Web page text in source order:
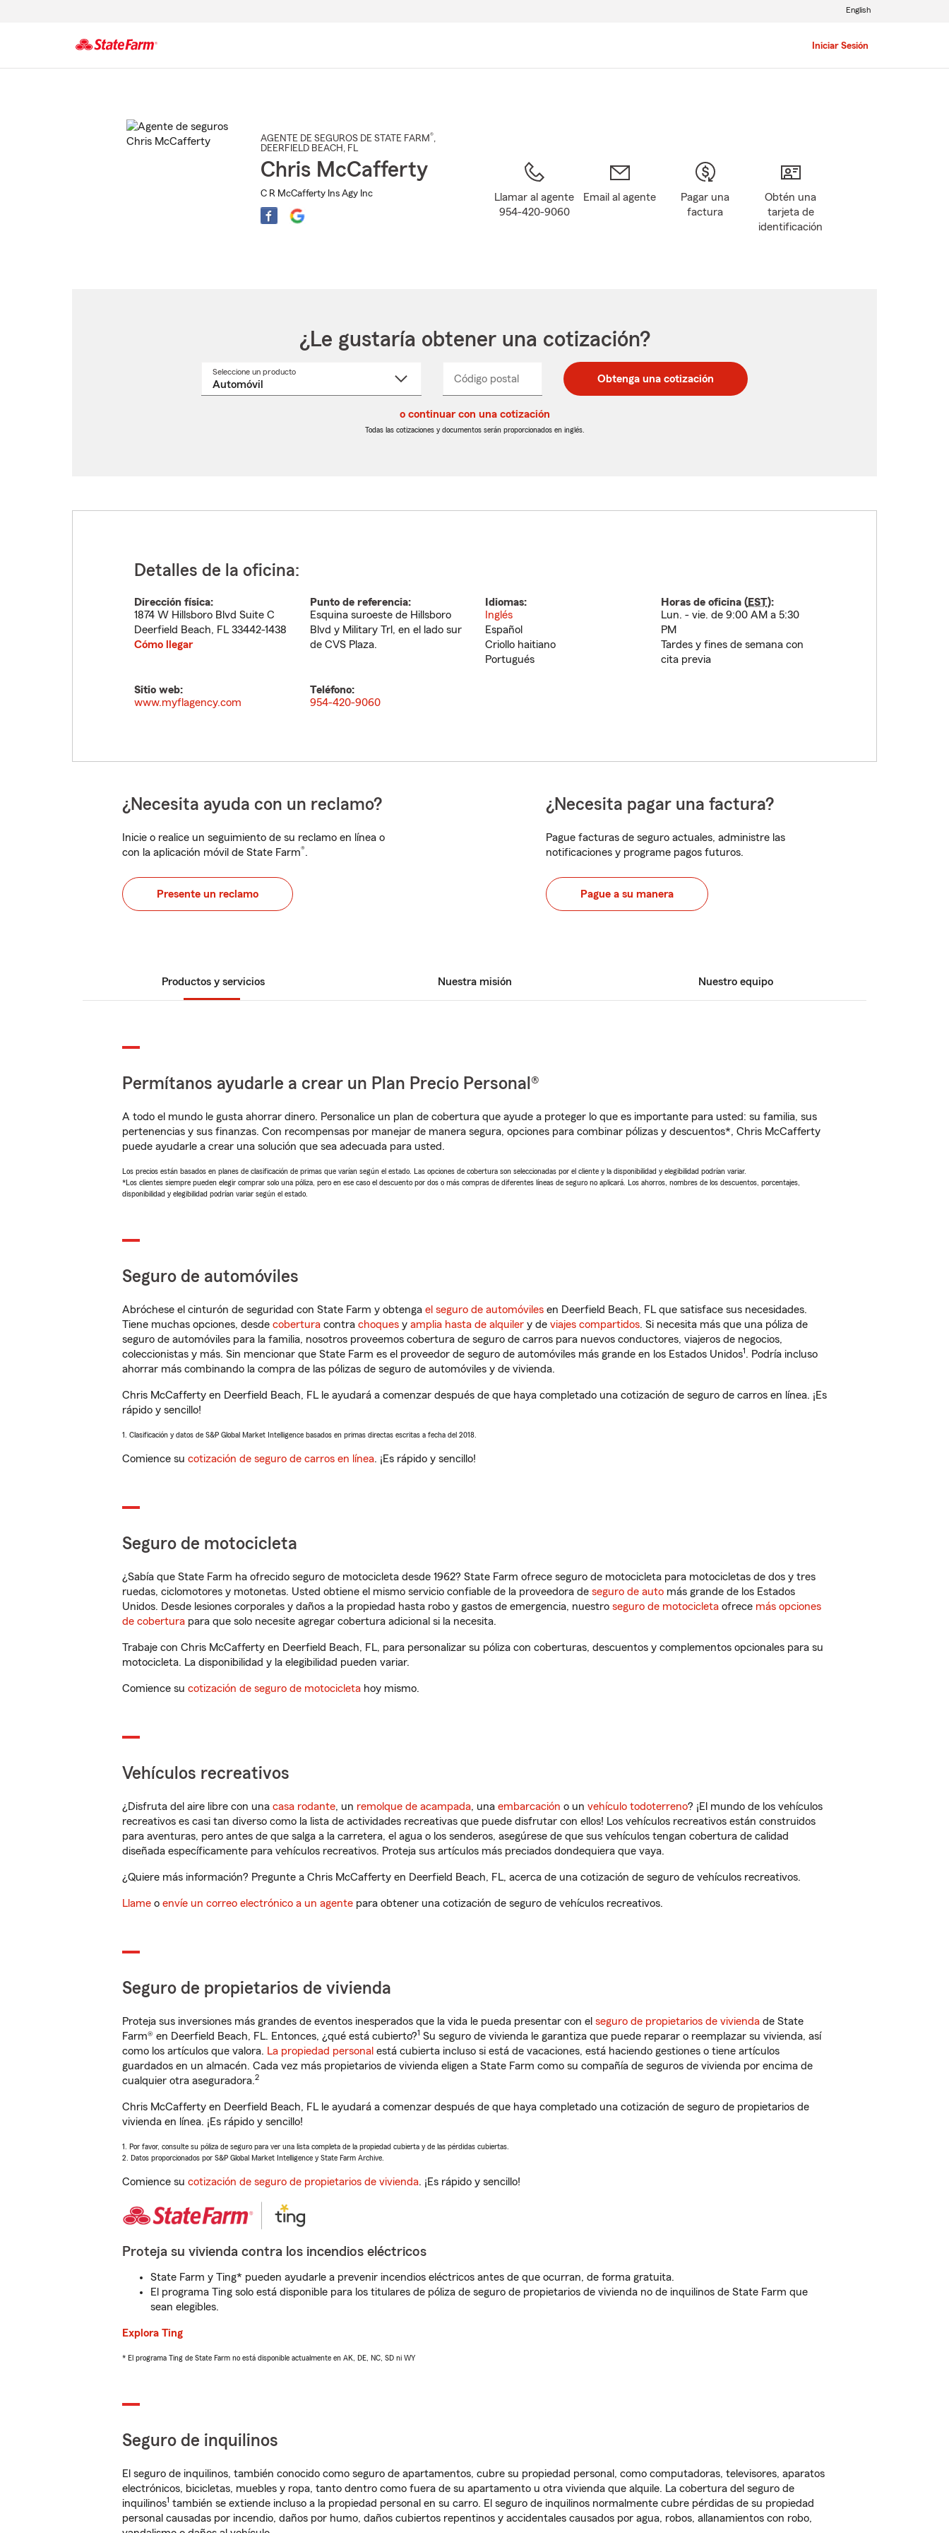
Iniciar Sesión
English
AGENTE DE SEGUROS DE STATE FARM®,
DEERFIELD BEACH , FL
Chris McCafferty
C R McCafferty Ins Agy Inc
Llamar al agente
954-420-9060
Email al agente
Pagar una
factura
Obtén una
tarjeta de
identificación
¿Le gustaría obtener una cotización?
Seleccione un productoSeleccione
Código postal
postal
de
postal
de
_____ Obtenga una cotización
o continuar con una cotización
Todas las cotizaciones y documentos serán proporcionados en inglés.
Detalles de la oficina:
Dirección física:
1874 W Hillsboro Blvd Suite C
Deerfield Beach, FL 33442-1438
Cómo llegar
Punto de referencia:
Esquina suroeste de Hillsboro
Blvd y Military Trl, en el lado sur
de CVS Plaza.
Idiomas:
Inglés
Español
Criollo haitiano
Portugués
Horas de oficina (EST):
Lun. - vie. de 9:00 AM a 5:30
PM
Tardes y fines de semana con
cita previa
Sitio web:
www.myflagency.com
Teléfono:
954-420-9060
¿Necesita ayuda con un reclamo?
Inicie o realice un seguimiento de su reclamo en línea o
con la aplicación móvil de State Farm®.
Presente un reclamo
¿Necesita pagar una factura?
Pague facturas de seguro actuales, administre las
notificaciones y programe pagos futuros.
Pague a su manera
Productos y servicios Nuestra misión Nuestro equipo
Permítanos ayudarle a crear un Plan Precio Personal®
A todo el mundo le gusta ahorrar dinero. Personalice un plan de cobertura que ayude a proteger lo que es importante para usted: su familia, sus
pertenencias y sus finanzas. Con recompensas por manejar de manera segura, opciones para combinar pólizas y descuentos*, Chris McCafferty
puede ayudarle a crear una solución que sea adecuada para usted.
Los precios están basados en planes de clasificación de primas que varían según el estado. Las opciones de cobertura son seleccionadas por el cliente y la disponibilidad y elegibilidad podrían variar.
*Los clientes siempre pueden elegir comprar solo una póliza, pero en ese caso el descuento por dos o más compras de diferentes líneas de seguro no aplicará. Los ahorros, nombres de los descuentos, porcentajes,
disponibilidad y elegibilidad podrían variar según el estado.
Seguro de automóviles
Abróchese el cinturón de seguridad con State Farm y obtenga el seguro de automóviles en Deerfield Beach, FL que satisface sus necesidades.
Tiene muchas opciones, desde cobertura contra choques y amplia hasta de alquiler y de viajes compartidos. Si necesita más que una póliza de
seguro de automóviles para la familia, nosotros proveemos cobertura de seguro de carros para nuevos conductores, viajeros de negocios,
coleccionistas y más. Sin mencionar que State Farm es el proveedor de seguro de automóviles más grande en los Estados Unidos1. Podría incluso
ahorrar más combinando la compra de las pólizas de seguro de automóviles y de vivienda.
Chris McCafferty en Deerfield Beach, FL le ayudará a comenzar después de que haya completado una cotización de seguro de carros en línea. ¡Es
rápido y sencillo!
1. Clasificación y datos de S&P Global Market Intelligence basados en primas directas escritas a fecha del 2018.
Comience su cotización de seguro de carros en línea. ¡Es rápido y sencillo!
Seguro de motocicleta
¿Sabía que State Farm ha ofrecido seguro de motocicleta desde 1962? State Farm ofrece seguro de motocicleta para motocicletas de dos y tres
ruedas, ciclomotores y motonetas. Usted obtiene el mismo servicio confiable de la proveedora de seguro de auto más grande de los Estados
Unidos. Desde lesiones corporales y daños a la propiedad hasta robo y gastos de emergencia, nuestro seguro de motocicleta ofrece más opciones
de cobertura para que solo necesite agregar cobertura adicional si la necesita.
Trabaje con Chris McCafferty en Deerfield Beach, FL, para personalizar su póliza con coberturas, descuentos y complementos opcionales para su
motocicleta. La disponibilidad y la elegibilidad pueden variar.
Comience su cotización de seguro de motocicleta hoy mismo.
Vehículos recreativos
¿Disfruta del aire libre con una casa rodante, un remolque de acampada, una embarcación o un vehículo todoterreno? ¡El mundo de los vehículos
recreativos es casi tan diverso como la lista de actividades recreativas que puede disfrutar con ellos! Los vehículos recreativos están construidos
para aventuras, pero antes de que salga a la carretera, el agua o los senderos, asegúrese de que sus vehículos tengan cobertura de calidad
diseñada específicamente para vehículos recreativos. Proteja sus artículos más preciados dondequiera que vaya.
¿Quiere más información? Pregunte a Chris McCafferty en Deerfield Beach, FL, acerca de una cotización de seguro de vehículos recreativos.
Llame o envíe un correo electrónico a un agente para obtener una cotización de seguro de vehículos recreativos.
Seguro de propietarios de vivienda
Proteja sus inversiones más grandes de eventos inesperados que la vida le pueda presentar con el seguro de propietarios de vivienda de State
Farm® en Deerfield Beach, FL. Entonces, ¿qué está cubierto?1 Su seguro de vivienda le garantiza que puede reparar o reemplazar su vivienda, así
como los artículos que valora. La propiedad personal está cubierta incluso si está de vacaciones, está haciendo gestiones o tiene artículos
guardados en un almacén. Cada vez más propietarios de vivienda eligen a State Farm como su compañía de seguros de vivienda por encima de
cualquier otra aseguradora.2
Chris McCafferty en Deerfield Beach, FL le ayudará a comenzar después de que haya completado una cotización de seguro de propietarios de
vivienda en línea. ¡Es rápido y sencillo!
1. Por favor, consulte su póliza de seguro para ver una lista completa de la propiedad cubierta y de las pérdidas cubiertas.
2. Datos proporcionados por S&P Global Market Intelligence y State Farm Archive.
Comience su cotización de seguro de propietarios de vivienda. ¡Es rápido y sencillo!
Proteja su vivienda contra los incendios eléctricos
State Farm y Ting* pueden ayudarle a prevenir incendios eléctricos antes de que ocurran, de forma gratuita.
El programa Ting solo está disponible para los titulares de póliza de seguro de propietarios de vivienda no de inquilinos de State Farm que
sean elegibles.
Explora Ting
* El programa Ting de State Farm no está disponible actualmente en AK, DE, NC, SD ni WY
Seguro de inquilinos
El seguro de inquilinos, también conocido como seguro de apartamentos, cubre su propiedad personal, como computadoras, televisores, aparatos
electrónicos, bicicletas, muebles y ropa, tanto dentro como fuera de su apartamento u otra vivienda que alquile. La cobertura del seguro de
inquilinos1 también se extiende incluso a la propiedad personal en su carro. El seguro de inquilinos normalmente cubre pérdidas de su propiedad
personal causadas por incendio, daños por humo, daños cubiertos repentinos y accidentales causados por agua, robos, allanamientos con robo,